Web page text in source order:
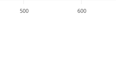
500 600